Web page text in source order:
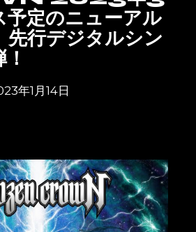
予定のニューアル
行デジタルシン
年1月14日